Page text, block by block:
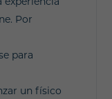
Por
para
un físico